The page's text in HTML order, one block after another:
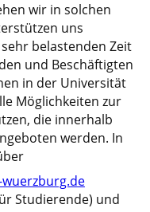
wir in solchen
uns
belastenden Zeit
und Beschäftigten
in der Universität
Möglichkeiten zur
die innerhalb
werden. In
Studierende) und